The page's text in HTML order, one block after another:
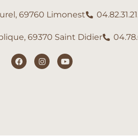
69760 Limonest
69370 Saint Didier